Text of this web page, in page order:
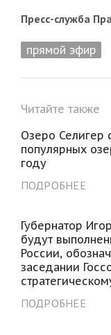
Пресс-служба
прямой эфир
Читайте также
Озеро Селигер
популярных
году
ПОДРОБНЕЕ
Губернатор
будут
России,
заседании
ПОДРОБНЕЕ